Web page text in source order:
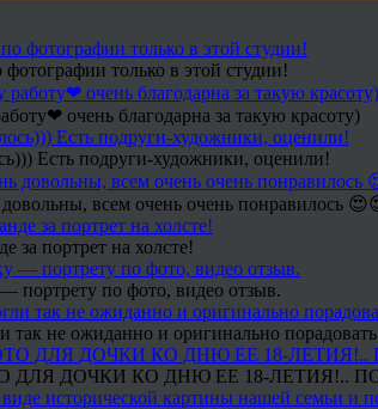
только в этой студии!
очень благодарна за такую красоту)
Есть подруги-художники, оценили!
всем очень очень понравилось
за портрет на холсте!
портрету по фото, видео отзыв.
так не ожиданно и оригинально
ДЛЯ ДОЧКИ КО ДНЮ ЕЕ 18-ЛЕТИЯ!..